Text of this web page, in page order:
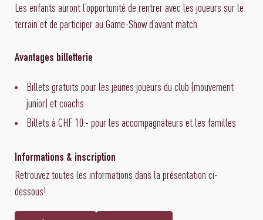
Les enfants auront l’opportunité de rentrer avec les joueurs sur le
terrain et de participer au Game-Show d’avant match.
Avantages billetterie
Billets gratuits pour les jeunes joueurs du club (mouvement
junior) et coachs
Billets à CHF 10.- pour les accompagnateurs et les familles
Informations & inscription
Retrouvez toutes les informations dans la présentation ci-
dessous!